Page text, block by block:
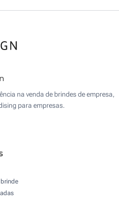
na venda de brindes de empresa,
para empresas.